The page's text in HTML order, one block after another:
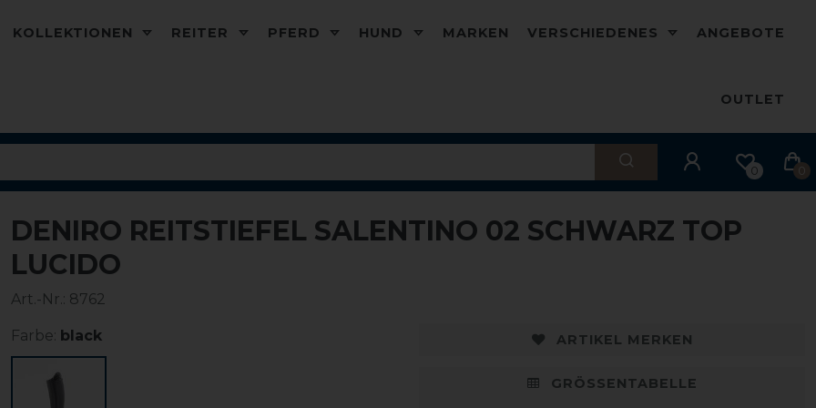
KOLLEKTIONEN REITER PFERD HUND MARKEN VERSCHIEDENES ANGEBOTE
OUTLET
0 0
DENIRO REITSTIEFEL SALENTINO 02 SCHWARZ TOP
LUCIDO
Art.-Nr.: 8762
Farbe: black ARTIKEL MERKEN
GRÖSSENTABELLE